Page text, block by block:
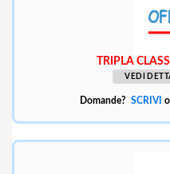
TRIPLA
VEDI
Domande? SCRIVI